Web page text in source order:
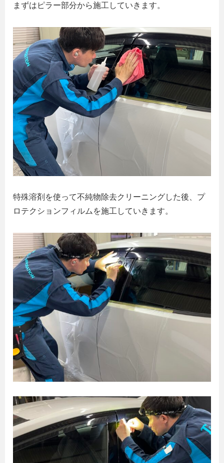
まずはピラー部分から施工していきます。
特殊溶剤を使って不純物除去クリーニングした後、プ
ロテクションフィルムを施工していきます。